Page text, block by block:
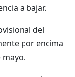
a bajar.
del
por encima
mayo.